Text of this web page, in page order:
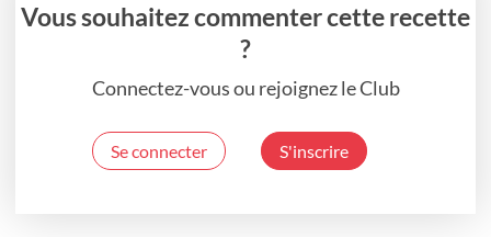
Vous souhaitez commenter cette recette
?
Connectez-vous ou rejoignez le Club
Se connecter S'inscrire